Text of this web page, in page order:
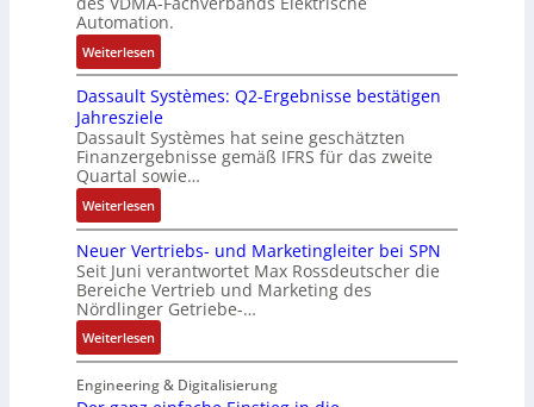
-
n
l
a
g
e
n
b
a
u
:
P
o
s
u
r
n
-
K
i
t
E
n
c
d
e
r
a
s
e
r
t
r
i
a
n
g
u
a
t
o
-
R
ü
c
k
g
r
a
t
d
e
r
F
a
b
r
k
Automation.
Weiterlesen:
R
o
s
e
S
y
s
t
e
m
t
e
c
h
n
Dassault Systèmes: Q2-Ergebnisse bestätigen
Jahresziele
Dassault Systèmes hat seine geschätzten
Finanzergebnisse gemäß IFRS für das zweite
Quartal sowie…
Weiterlesen:
D
a
s
s
a
u
l
t
Neuer Vertriebs- und Marketingleiter bei SPN
Seit Juni verantwortet Max Rossdeutscher die
Bereiche Vertrieb und Marketing des
Nördlinger Getriebe-…
Weiterlesen:
N
e
Engineering & Digitalisierung